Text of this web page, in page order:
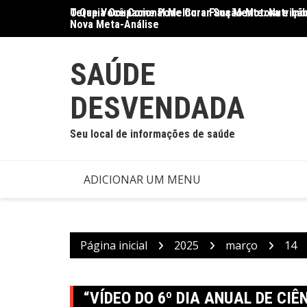
o
O Que Você Come Pode Curar Sua Mente:
Terapia Ocupacional Melhora Função Motora e
Nova Meta-Análise
SAÚDE
DESVENDADA
Seu local de informações de saúde
ADICIONAR UM MENU
Página inicial 2025 março 14
“VÍDEO DO 6º DIA ANUAL DE